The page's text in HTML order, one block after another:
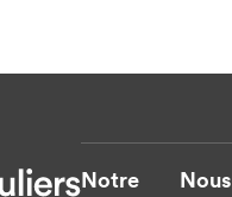
Notre
Nous